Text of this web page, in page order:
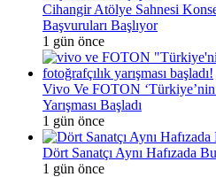
Cihangir Atölye Sahnesi
Başvuruları Başlıyor
1 gün önce
Vivo Ve FOTON
Yarışması Başladı
1 gün önce
Dört Sanatçı Aynı Hafızada
1 gün önce